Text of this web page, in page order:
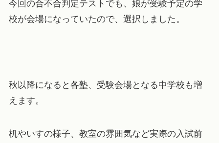
今回の合不合判定テストでも、娘が受験予定の学
校が会場になっていたので、選択しました。
秋以降になると各塾、受験会場となる中学校も増
えます。
机やいすの様子、教室の雰囲気など実際の入試前